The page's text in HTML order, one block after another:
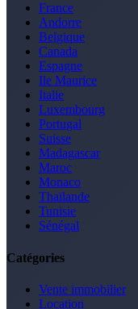
France
Andorre
Belgique
Canada
Espagne
Ile Maurice
Italie
Luxembourg
Portugal
Suisse
Madagascar
Maroc
Monaco
Thaïlande
Tunisie
Sénégal
Catégories
Vente immobilier
Location